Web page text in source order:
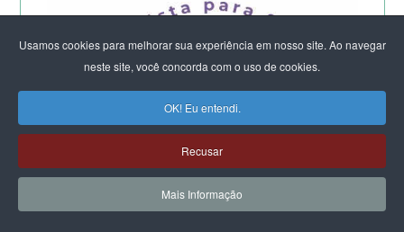
Usamos cookies para melhorar sua experiência em nosso site. Ao navegar
neste site, você concorda com o uso de cookies.
OK! Eu entendi.
Recusar
Mais Informação